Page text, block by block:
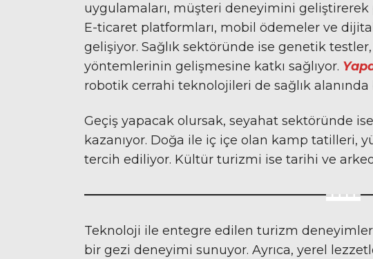
uygulamaları, müşteri deneyimini geliştirerek
E-ticaret platformları, mobil ödemeler ve
gelişiyor. Sağlık sektöründe ise genetik
yöntemlerinin gelişmesine katkı sağlıyor.
robotik cerrahi teknolojileri de sağlık
Geçiş yapacak olursak, seyahat sektöründe
kazanıyor. Doğa ile iç içe olan kamp tatilleri,
tercih ediliyor. Kültür turizmi ise tarihi ve
Teknoloji ile entegre edilen turizm
bir gezi deneyimi sunuyor. Ayrıca, yerel